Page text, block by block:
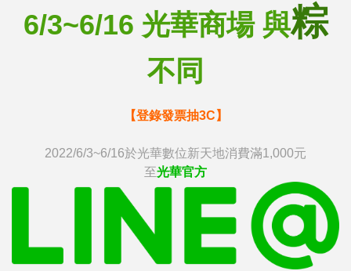
6/3~6/16 光華商場 與粽
不同
【登錄發票抽3C】
2022/6/3~6/16於光華數位新天地消費滿1,000元
至光華官方